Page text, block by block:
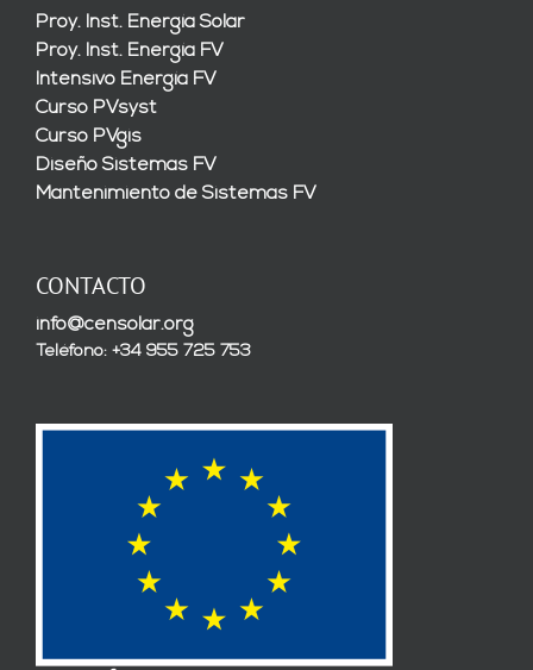
Proy. Inst. Energía Solar
Proy. Inst. Energía FV
Intensivo Energía FV
Curso PVsyst
Curso PVgis
Diseño Sistemas FV
Mantenimiento de Sistemas FV
CONTACTO
info@censolar.org
Teléfono: +34 955 725 753